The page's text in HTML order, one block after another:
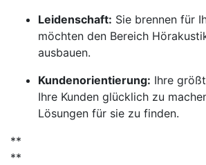
Leidenschaft: Sie brennen für
möchten den Bereich
ausbauen.
Kundenorientierung: Ihre
Ihre Kunden glücklich zu
Lösungen für sie zu finden.
**
**